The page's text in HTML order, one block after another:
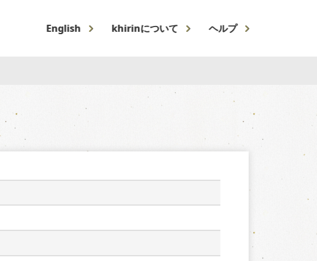
English khirinについて ヘルプ